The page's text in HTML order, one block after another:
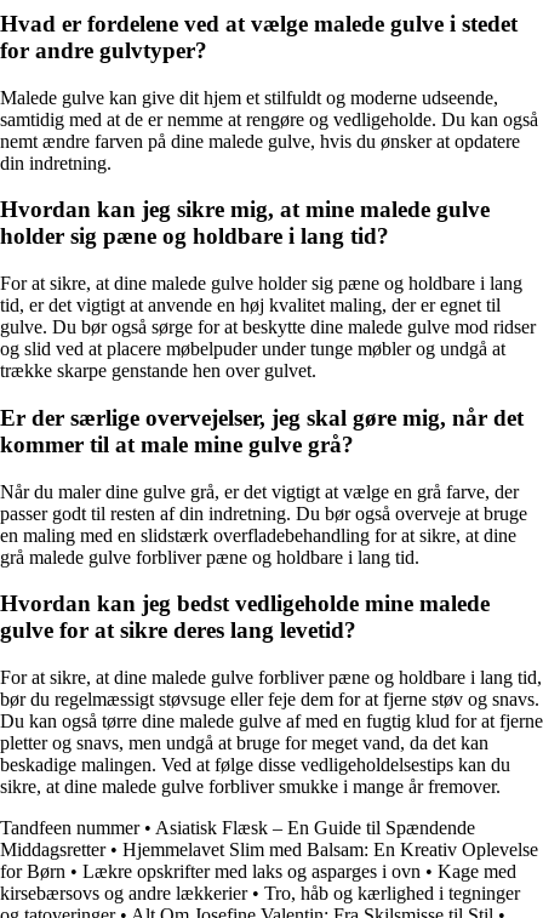
Hvad er fordelene ved at vælge malede gulve i stedet
for andre gulvtyper?
Malede gulve kan give dit hjem et stilfuldt og moderne udseende,
samtidig med at de er nemme at rengøre og vedligeholde. Du kan også
nemt ændre farven på dine malede gulve, hvis du ønsker at opdatere
din indretning.
Hvordan kan jeg sikre mig, at mine malede gulve
holder sig pæne og holdbare i lang tid?
For at sikre, at dine malede gulve holder sig pæne og holdbare i lang
tid, er det vigtigt at anvende en høj kvalitet maling, der er egnet til
gulve. Du bør også sørge for at beskytte dine malede gulve mod ridser
og slid ved at placere møbelpuder under tunge møbler og undgå at
trække skarpe genstande hen over gulvet.
Er der særlige overvejelser, jeg skal gøre mig, når det
kommer til at male mine gulve grå?
Når du maler dine gulve grå, er det vigtigt at vælge en grå farve, der
passer godt til resten af din indretning. Du bør også overveje at bruge
en maling med en slidstærk overfladebehandling for at sikre, at dine
grå malede gulve forbliver pæne og holdbare i lang tid.
Hvordan kan jeg bedst vedligeholde mine malede
gulve for at sikre deres lang levetid?
For at sikre, at dine malede gulve forbliver pæne og holdbare i lang tid,
bør du regelmæssigt støvsuge eller feje dem for at fjerne støv og snavs.
Du kan også tørre dine malede gulve af med en fugtig klud for at fjerne
pletter og snavs, men undgå at bruge for meget vand, da det kan
beskadige malingen. Ved at følge disse vedligeholdelsestips kan du
sikre, at dine malede gulve forbliver smukke i mange år fremover.
Tandfeen nummer• Asiatisk Flæsk – En Guide til Spændende
Middagsretter• Hjemmelavet Slim med Balsam: En Kreativ Oplevelse
for Børn • Lækre opskrifter med laks og asparges i ovn • Kage med
kirsebærsovs og andre lækkerier• Tro, håb og kærlighed i tegninger